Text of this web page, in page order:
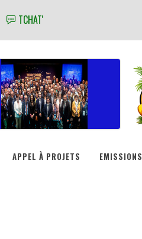
TCHAT'
APPEL À PROJETS EMISSIONS